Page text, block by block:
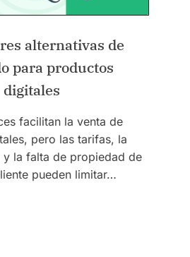
alternativas de
para productos
digitales
facilitan la venta de
pero las tarifas, la
y la falta de propiedad de
pueden limitar…